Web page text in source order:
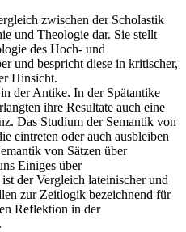
zwischen der Scholastik
und Theologie dar. Sie stellt
des Hoch- und
und bespricht diese in kritischer,
Hinsicht.
der Antike. In der Spätantike
ihre Resultate auch eine
Das Studium der Semantik von
eintreten oder auch ausbleiben
von Sätzen über
Einiges über
der Vergleich lateinischer und
zur Zeitlogik bezeichnend für
Reflektion in der